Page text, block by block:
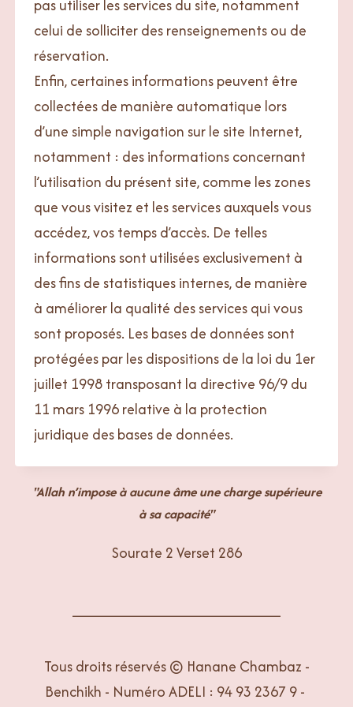
pas utiliser les services du site, notamment
celui de solliciter des renseignements ou de
réservation.
Enfin, certaines informations peuvent être
collectées de manière automatique lors
d’une simple navigation sur le site Internet,
notamment : des informations concernant
l’utilisation du présent site, comme les zones
que vous visitez et les services auxquels vous
accédez, vos temps d’accès. De telles
informations sont utilisées exclusivement à
des fins de statistiques internes, de manière
à améliorer la qualité des services qui vous
sont proposés. Les bases de données sont
protégées par les dispositions de la loi du 1er
juillet 1998 transposant la directive 96/9 du
11 mars 1996 relative à la protection
juridique des bases de données.
"Allah n’impose à aucune âme une charge supérieure
à sa capacité"
Sourate 2 Verset 286
Tous droits réservés © Hanane Chambaz -
Benchikh - Numéro ADELI : 94 93 2367 9 -